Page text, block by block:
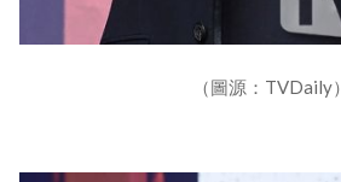
（圖源：TVDaily）